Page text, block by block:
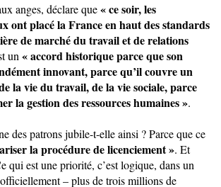
anges, déclare que« ce soir, les
ont placé la France en haut des standards
de marché du travail et de relations
un « accord historique parce que son
innovant, parce qu’il couvre un
la vie du travail, de la vie sociale, parce
la gestion des ressources humaines ».
des patrons jubile-t-elle ainsi ? Parce que ce
la procédure de licenciement ». Et
qui est une priorité, c’est logique, dans un
– plus de trois millions de